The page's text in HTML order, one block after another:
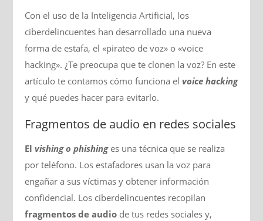
Con el uso de la Inteligencia Artificial, los
ciberdelincuentes han desarrollado una nueva
forma de estafa, el «pirateo de voz» o «voice
hacking». ¿Te preocupa que te clonen la voz? En este
artículo te contamos cómo funciona elvoice hacking
y qué puedes hacer para evitarlo.
Fragmentos de audio en redes sociales
Elvishing o phishinges una técnica que se realiza
por teléfono. Los estafadores usan la voz para
engañar a sus víctimas y obtener información
confidencial. Los ciberdelincuentes recopilan
fragmentos de audio de tus redes sociales y,